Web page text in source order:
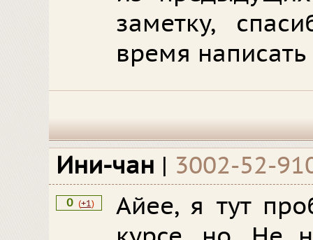
заметку,
время
Ини-чан | 3002-52-
0 (+1)
Айее, я тут